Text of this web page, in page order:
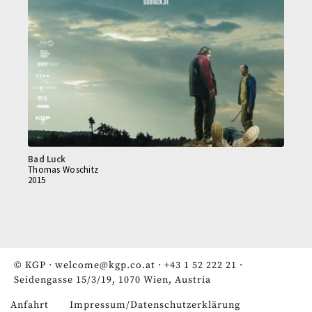
Bad Luck
Thomas Woschitz
2015
© KGP · welcome@kgp.co.at · +43 1 52 222 21 ·
Seidengasse 15/3/19, 1070 Wien, Austria
Anfahrt Impressum/Datenschutzerklärung